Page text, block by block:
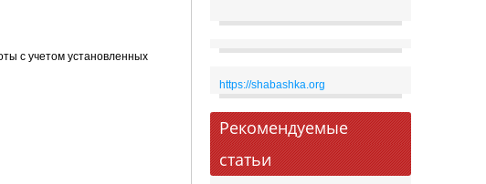
с учетом установленных
https://shabashka.org
Рекомендуемые
статьи